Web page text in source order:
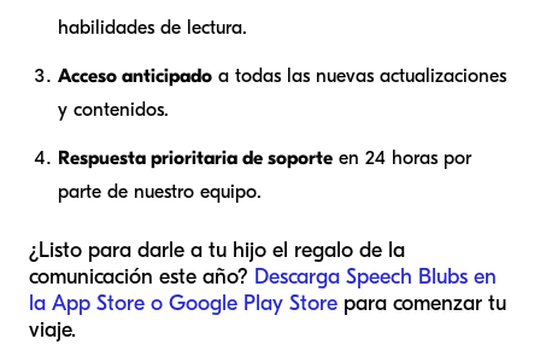
habilidades de lectura.
Acceso anticipado a todas las nuevas actualizaciones
y contenidos.
Respuesta prioritaria de soporte en 24 horas por
parte de nuestro equipo.
¿Listo para darle a tu hijo el regalo de la
comunicación este año? Descarga Speech Blubs en
la App Store o Google Play Store para comenzar tu
viaje.